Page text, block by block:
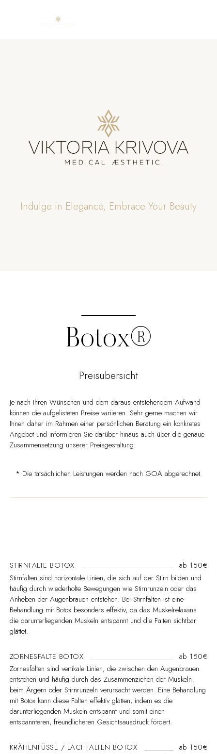
Indulge in Elegance, Embrace Your Beauty
Botox®
Preisübersicht
Je nach Ihren Wünschen und dem daraus entstehendem Aufwand
können die aufgelisteten Preise variieren. Sehr gerne machen wir
Ihnen daher im Rahmen einer persönlichen Beratung ein konkretes
Angebot und informieren Sie darüber hinaus auch über die genaue
Zusammensetzung unserer Preisgestaltung.
* Die tatsächlichen Leistungen werden nach GOÄ abgerechnet.
STIRNFALTE BOTOX
ab 150€
Stirnfalten sind horizontale Linien, die sich auf der Stirn bilden und
häufig durch wiederholte Bewegungen wie Stirnrunzeln oder das
Anheben der Augenbrauen entstehen. Bei Stirnfalten ist eine
Behandlung mit Botox besonders effektiv, da das Muskelrelaxans
die darunterliegenden Muskeln entspannt und die Falten sichtbar
glättet.
ZORNESFALTE BOTOX
ab 150€
Zornesfalten sind vertikale Linien, die zwischen den Augenbrauen
entstehen und häufig durch das Zusammenziehen der Muskeln
beim Ärgern oder Stirnrunzeln verursacht werden. Eine Behandlung
mit Botox kann diese Falten effektiv glätten, indem es die
darunterliegenden Muskeln entspannt und somit einen
entspannteren, freundlicheren Gesichtsausdruck fördert.
KRÄHENFÜSSE / LACHFALTEN BOTOX
ab 150€